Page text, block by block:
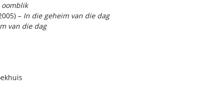
– In die geheim van die dag
van die dag